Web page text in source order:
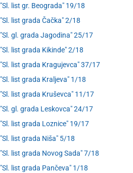
"Sl. list gr. Beograda" 19/18
"Sl. list grada Čačka" 2/18
"Sl. gl. grada Jagodina" 25/17
"Sl. list grada Kikinde" 2/18
"Sl. list grada Kragujevca" 37/17
"Sl. list grada Kraljeva" 1/18
"Sl. list grada Kruševca" 11/17
"Sl. gl. grada Leskovca" 24/17
"Sl. list grada Loznice" 19/17
"Sl. list grada Niša" 5/18
"Sl. list grada Novog Sada" 7/18
"Sl. list grada Pančeva" 1/18